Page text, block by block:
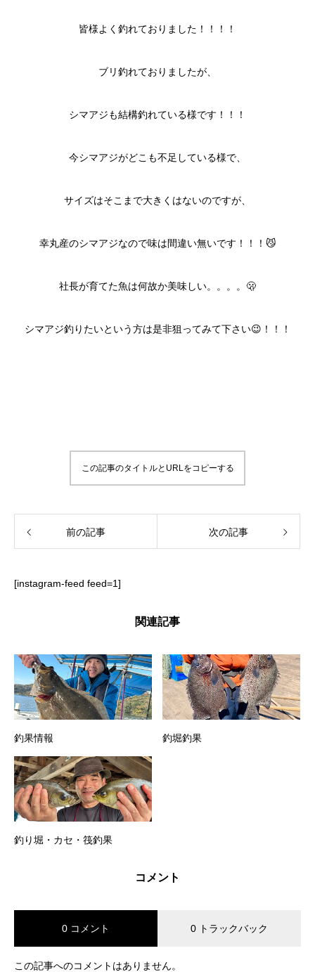
皆様よく釣れておりました！！！！
ブリ釣れておりましたが、
シマアジも結構釣れている様です！！！
今シマアジがどこも不足している様で、
サイズはそこまで大きくはないのですが、
幸丸産のシマアジなので味は間違い無いです！！！😼
社長が育てた魚は何故か美味しい。。。。🫢
シマアジ釣りたいという方は是非狙ってみて下さい😉！！！
この記事のタイトルとURLをコピーする
前の記事 次の記事
[instagram-feed feed=1]
関連記事
釣果情報 釣堀釣果
釣り堀・カセ・筏釣果
コメント
0 コメント 0 トラックバック
この記事へのコメントはありません。